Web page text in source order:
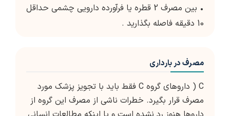
• بین مصرف 2 قطره یا فرآورده دارویی چشمی حداقل
10 دقیقه فاصله بگذارید .
مصرف در بارداری
C ( داروهای گروه C فقط باید با تجویز پزشک مورد
مصرف قرار بگیرد. خطرات ناشی از مصرف این گروه از